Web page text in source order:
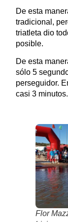
De esta
tradicional,
triatleta dio
posible.
De esta
sólo 5
perseguidor.
casi 3 minutos.
Flor